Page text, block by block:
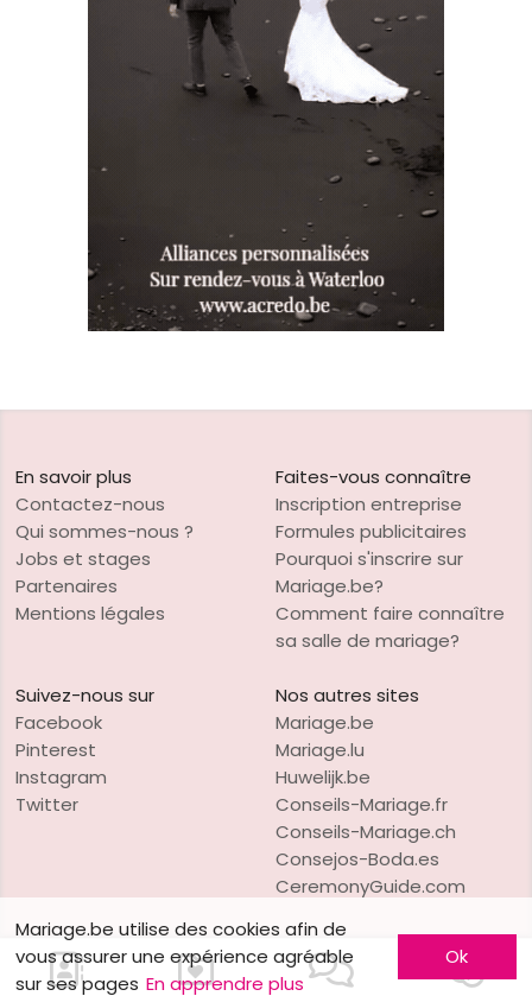
En savoir plus
Contactez-nous
Qui sommes-nous ?
Jobs et stages
Partenaires
Mentions légales
Faites-vous connaître
Inscription entreprise
Formules publicitaires
Pourquoi s'inscrire sur
Mariage.be?
Comment faire connaître
sa salle de mariage?
Suivez-nous sur
Facebook
Pinterest
Instagram
Twitter
Nos autres sites
Mariage.be
Mariage.lu
Huwelijk.be
Conseils-Mariage.fr
Conseils-Mariage.ch
Consejos-Boda.es
CeremonyGuide.com
VO PublishingCopyright © 1997-2026 Mariage.be
Mariage.be utilise des cookies afin de
vous assurer une expérience agréable
sur ses pages En apprendre plus
Ok